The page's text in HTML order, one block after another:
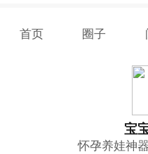
首页 圈子
宝
怀孕养娃神